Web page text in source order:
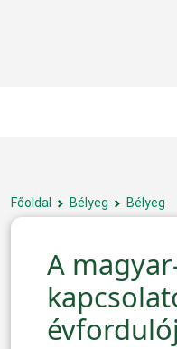
Főoldal Bélyeg Bélyeg
A